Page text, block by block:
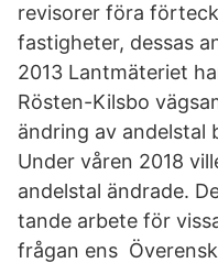
revisorer föra
fastigheter, dessas
2013 Lantmäteriet
Rösten-Kilsbo
ändring av andelstal
Under våren 2018
andelstal ändrade.
tande arbete för
frågan ens